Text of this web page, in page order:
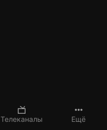
Телеканалы Ещё